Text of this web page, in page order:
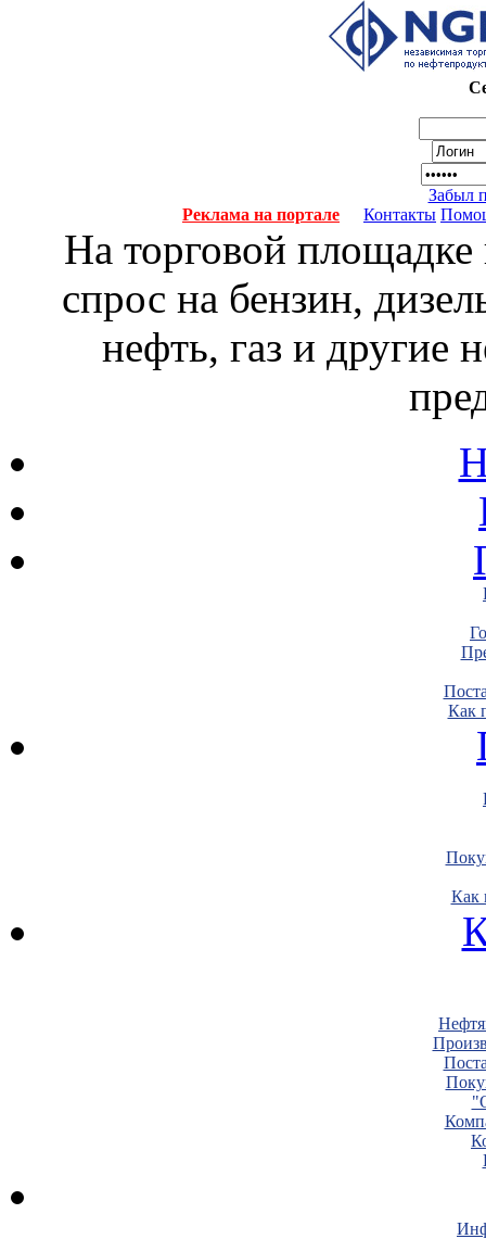
Забыл
Реклама на портале
Контакты
На торговой
спрос на бензин,
нефть, газ и другие
Как
Как